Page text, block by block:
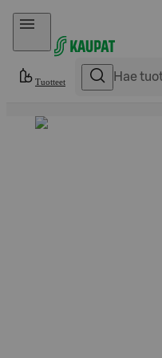
Hyppää sisältöön
Tuotteet